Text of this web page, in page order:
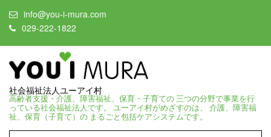
info@you-i-mura.com
029-222-1822
社会福祉法人ユーアイ村
高齢者支援・介護、障害福祉、保育・子育ての 三つの分野で事業を行
っている社会福祉法人です。 ユーアイ村がめざすのは、 介護、障害福
祉、保育（子育て）の まるごと包括ケアシステムです。